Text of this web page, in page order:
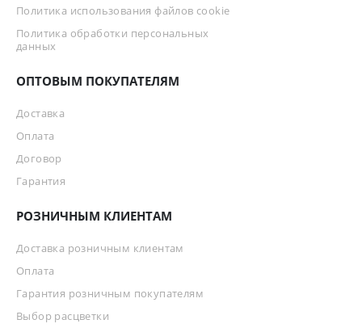
Политика использования файлов cookie
Политика обработки персональных
данных
ОПТОВЫМ ПОКУПАТЕЛЯМ
Доставка
Оплата
Договор
Гарантия
РОЗНИЧНЫМ КЛИЕНТАМ
Доставка розничным клиентам
Оплата
Гарантия розничным покупателям
Выбор расцветки